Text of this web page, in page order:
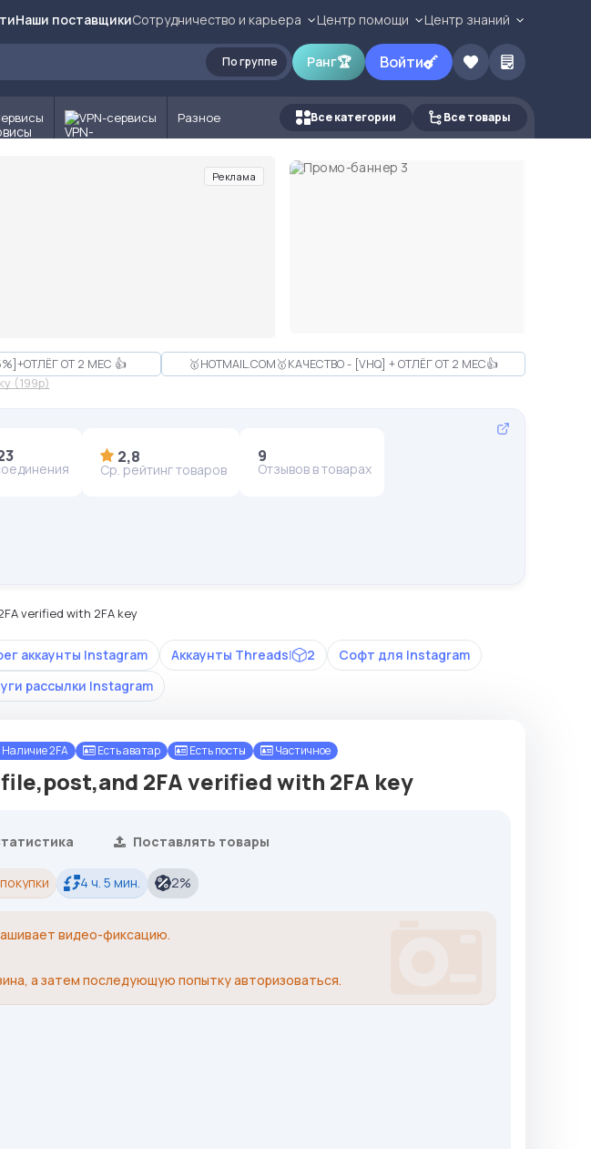
Наши поставщикиСотрудничество и карьера Центр помощи Центр знаний
По группе Ранг🏆 Войти
VPN-сервисы Разное Все категории Все товары
Реклама
ОТ 2 МЕС 👍 🥇HOTMAIL.COM🥇КАЧЕСТВО - [VHQ] + ОТЛЁГ ОТ 2 МЕС👍
(199p)
2,8
Ср. рейтинг товаров
9
Отзывов в товарах
verified with 2FA key
аккаунты Instagram Аккаунты Threads| 2
Софт для Instagram
рассылки Instagram
Наличие 2FA Есть аватар Есть посты Частичное
2FA verified with 2FA key
Поставлять товары
4 ч. 5 мин. 2%
видео-фиксацию.
а затем последующую попытку авторизоваться.